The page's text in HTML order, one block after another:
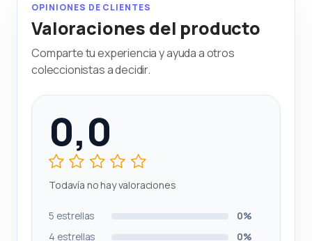
OPINIONES DE CLIENTES
Valoraciones del producto
Comparte tu experiencia y ayuda a otros
coleccionistas a decidir.
0,0
Todavía no hay valoraciones
5 estrellas
0%
4 estrellas
0%